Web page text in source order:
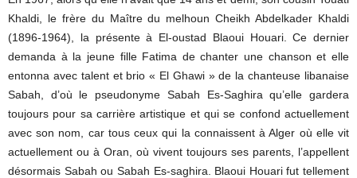
Khaldi, le frère du Maître du melhoun Cheikh Abdelkader Khaldi
(1896-1964), la présente à El-oustad Blaoui Houari. Ce dernier
demanda à la jeune fille Fatima de chanter une chanson et elle
entonna avec talent et brio « El Ghawi » de la chanteuse libanaise
Sabah, d’où le pseudonyme Sabah Es-Saghira qu’elle gardera
toujours pour sa carrière artistique et qui se confond actuellement
avec son nom, car tous ceux qui la connaissent à Alger où elle vit
actuellement ou à Oran, où vivent toujours ses parents, l’appellent
désormais Sabah ou Sabah Es-saghira. Blaoui Houari fut tellement